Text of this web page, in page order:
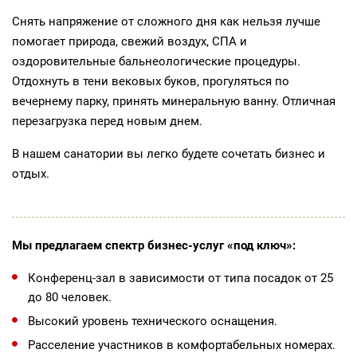
Снять напряжение от сложного дня как нельзя лучше
помогает природа, свежий воздух, СПА и
оздоровительные бальнеологические процедуры.
Отдохнуть в тени вековых буков, прогуляться по
вечернему парку, принять минеральную ванну. Отличная
перезагрузка перед новым днем.
В нашем санатории вы легко будете сочетать бизнес и
отдых.
Мы предлагаем спектр бизнес-услуг «под ключ»:
Конференц-зал в зависимости от типа посадок от 25
до 80 человек.
Высокий уровень технического оснащения.
Расселение участников в комфортабельных номерах.